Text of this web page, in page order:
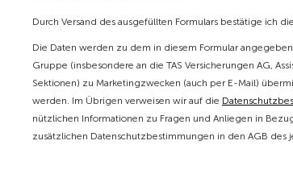
Durch Versand des ausgefüllten Formulars bestätige ich
Die Daten werden zu dem in diesem Formular
Gruppe (insbesondere an die TAS Versicherungen AG,
Sektionen) zu Marketingzwecken (auch per E-Mail)
werden. Im Übrigen verweisen wir auf die
nützlichen Informationen zu Fragen und Anliegen in
zusätzlichen Datenschutzbestimmungen in den AGB